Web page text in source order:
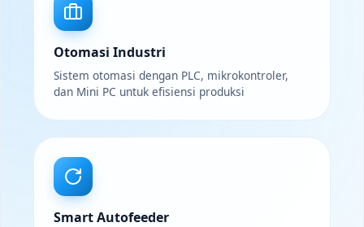
Otomasi Industri
Sistem otomasi dengan PLC, mikrokontroler,
dan Mini PC untuk efisiensi produksi
Smart Autofeeder